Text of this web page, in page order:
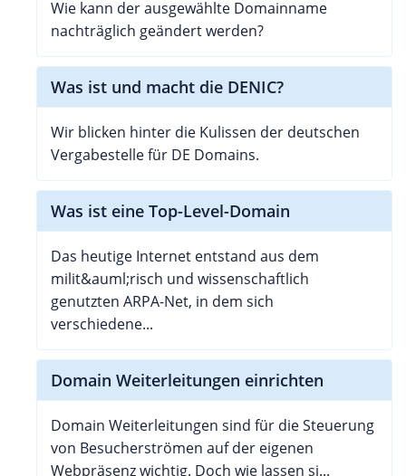
Wie kann der ausgewählte Domainname
nachträglich geändert werden?
Was ist und macht die DENIC?
Wir blicken hinter die Kulissen der deutschen
Vergabestelle für DE Domains.
Was ist eine Top-Level-Domain
Das heutige Internet entstand aus dem
milit&auml;risch und wissenschaftlich
genutzten ARPA-Net, in dem sich
verschiedene...
Domain Weiterleitungen einrichten
Domain Weiterleitungen sind für die Steuerung
von Besucherströmen auf der eigenen
Webpräsenz wichtig. Doch wie lassen si...